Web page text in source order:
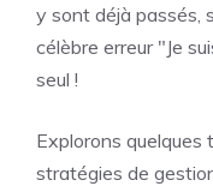
y sont déjà
célèbre erreur "Je
seul !
Explorons
stratégies de